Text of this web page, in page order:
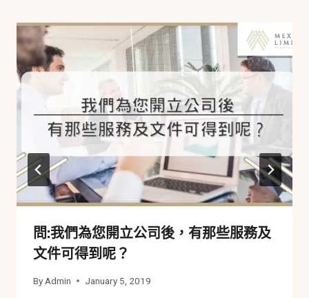
問:我們為您開立公司後，有那些服務及
文件可得到呢？
By Admin January 5, 2019